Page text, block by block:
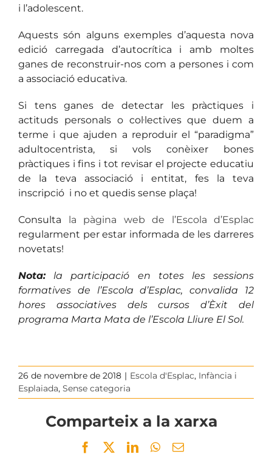
i l’adolescent.
Aquests són alguns exemples d’aquesta nova
edició carregada d’autocrítica i amb moltes
ganes de reconstruir-nos com a persones i com
a associació educativa.
Si tens ganes de detectar les pràctiques i
actituds personals o col·lectives que duem a
terme i que ajuden a reproduir el “paradigma”
adultocentrista, si vols conèixer bones
pràctiques i fins i tot revisar el projecte educatiu
de la teva associació i entitat, fes la teva
inscripció i no et quedis sense plaça!
Consulta la pàgina web de l’Escola d’Esplac
regularment per estar informada de les darreres
novetats!
Nota:la participació en totes les sessions
formatives de l’Escola d’Esplac, convalida 12
hores associatives dels cursos d’Èxit del
programa Marta Mata de l’Escola Lliure El Sol.
26 de novembre de 2018 | Escola d'Esplac, Infància i
Esplaiada, Sense categoria
Comparteix a la xarxa
Facebook
TwitterLinkedInWhatsApp
Email